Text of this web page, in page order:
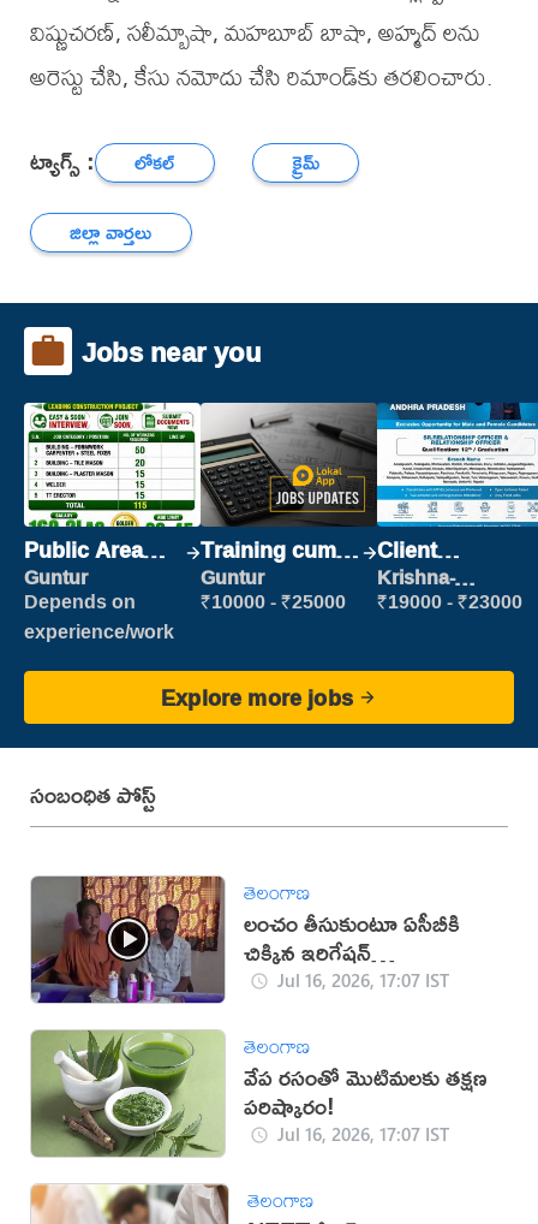
విష్ణుచరణ్, సలీమ్బాషా, మహబూబ్ బాషా, అహ్మద్ లను
అరెస్టు చేసి, కేసు నమోదు చేసి రిమాండ్‌కు తరలించారు.
ట్యాగ్స్ : లోకల్
క్రైమ్
జిల్లా వార్తలు
Jobs near you
Public Area
Cleaner
Guntur
Depends on
experience/work
Training cum
Placement
Guntur
₹10000 - ₹25000
Client
Relationship
Executive
Krishna-
vijayawada
₹19000 - ₹23000
Explore more jobs
సంబంధిత పోస్ట్
తెలంగాణ
లంచం తీసుకుంటూ ఏసీబీకి
చిక్కిన ఇరిగేషన్
అధికారులు(వీడియో)
Jul 16, 2026, 17:07 IST
తెలంగాణ
వేప రసంతో మొటిమలకు తక్షణ
పరిష్కారం!
Jul 16, 2026, 17:07 IST
తెలంగాణ